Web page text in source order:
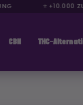
⭐ +10.000
CBN THC-